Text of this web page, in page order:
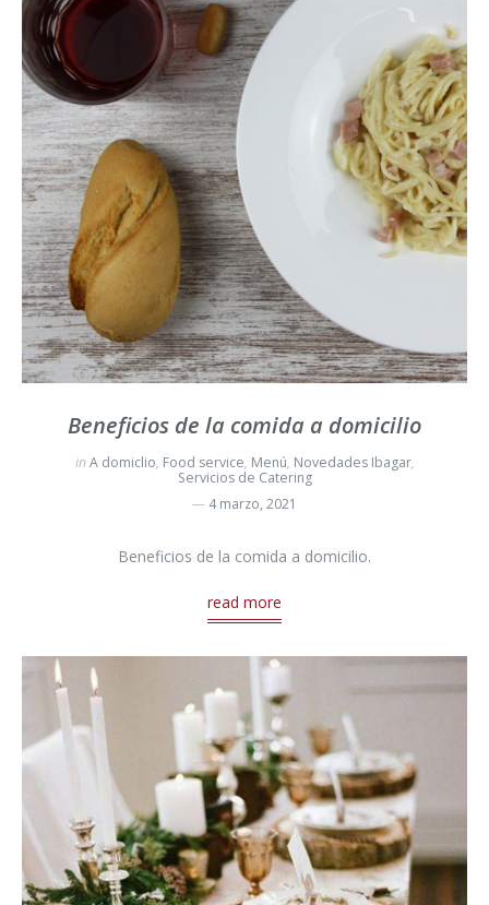
Beneficios de la comida a domicilio
inA domiclio, Food service, Menú, Novedades Ibagar,
Servicios de Catering
4 marzo, 2021
Beneficios de la comida a domicilio.
read more